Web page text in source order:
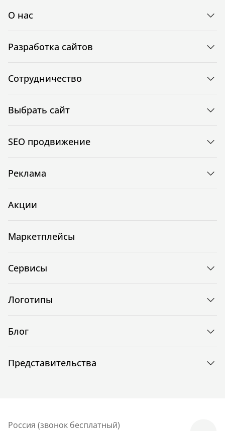
О нас
Разработка сайтов
Сотрудничество
Выбрать сайт
SEO продвижение
Реклама
Акции
Маркетплейсы
Сервисы
Логотипы
Блог
Представительства
Россия (звонок бесплатный)